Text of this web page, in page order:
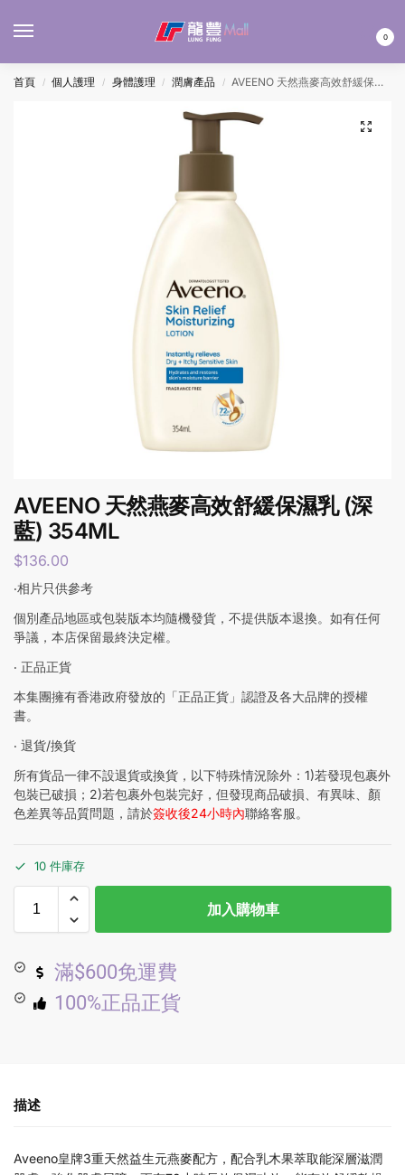
0
首頁 / 個人護理 / 身體護理 / 潤膚產品 / AVEENO 天然燕麥高效舒緩保濕乳 (深藍) 354ML
AVEENO 天然燕麥高效舒緩保濕乳 (深
藍) 354ML
$136.00
‧相片只供參考
個別產品地區或包裝版本均隨機發貨，不提供版本退換。如有任何
爭議，本店保留最終決定權。
‧ 正品正貨
本集團擁有香港政府發放的「正品正貨」認證及各大品牌的授權
書。
‧ 退貨/換貨
所有貨品一律不設退貨或換貨，以下特殊情況除外：1)若發現包裹外
包裝已破損；2)若包裹外包裝完好，但發現商品破損、有異味、顏
色差異等品質問題，請於簽收後24小時內聯絡客服。
10 件庫存
加入購物車
滿$600免運費
100%正品正貨
描述
Aveeno皇牌3重天然益生元燕麥配方，配合乳木果萃取能深層滋潤